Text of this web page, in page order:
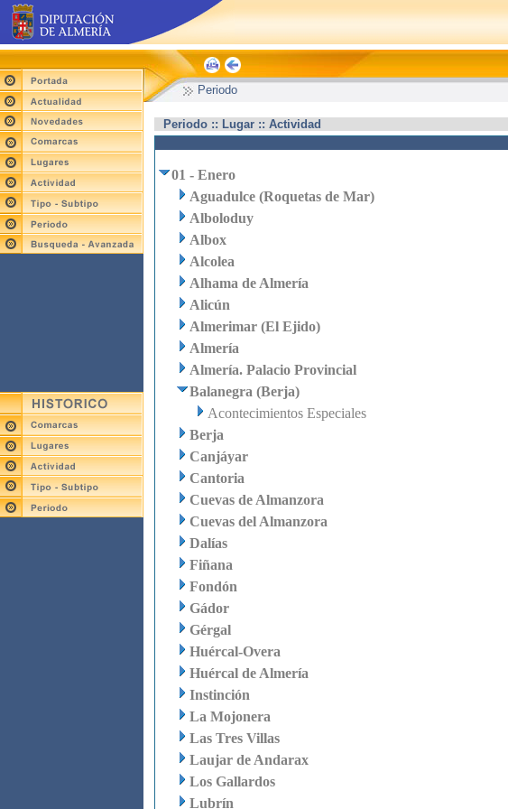
Periodo
Periodo :: Lugar :: Actividad
01 - Enero
Aguadulce (Roquetas de Mar)
Alboloduy
Albox
Alcolea
Alhama de Almería
Alicún
Almerimar (El Ejido)
Almería
Almería. Palacio Provincial
Balanegra (Berja)
Acontecimientos Especiales
Berja
Canjáyar
Cantoria
Cuevas de Almanzora
Cuevas del Almanzora
Dalías
Fiñana
Fondón
Gádor
Gérgal
Huércal-Overa
Huércal de Almería
Instinción
La Mojonera
Las Tres Villas
Laujar de Andarax
Los Gallardos
Lubrín